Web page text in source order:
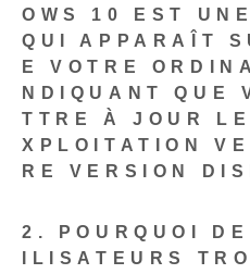
OWS 10 EST
QUI APPARAÎT
E VOTRE
NDIQUANT QUE
TTRE À JOUR
XPLOITATION
RE VERSION
2. POURQUOI
ILISATEURS